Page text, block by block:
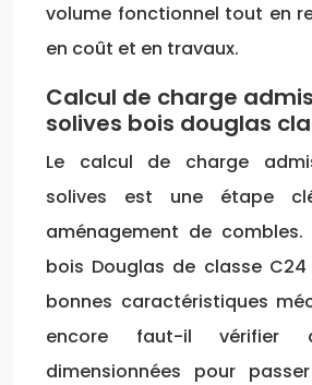
volume fonctionnel tout en
en coût et en travaux.
Calcul de charge
solives bois douglas
Le calcul de charge
solives est une étape
aménagement de combles.
bois Douglas de classe
bonnes caractéristiques
encore faut-il vérifier
dimensionnées pour